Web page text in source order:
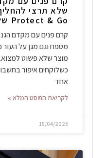
שלא תרצי
Protect & Go של פרומיס
קרם פנים עם מקדם
מטפח וגם מגן על העור
מוצר שלא פשוט
כשלוקחים איפור
אחד
לקריאת הפוסט המלא »
15/04/2023